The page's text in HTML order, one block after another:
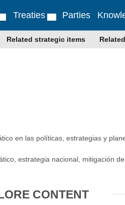
Treaties Parties
Related strategic items
en las políticas, estrategias y
estrategia nacional, mitigación
CONTENT